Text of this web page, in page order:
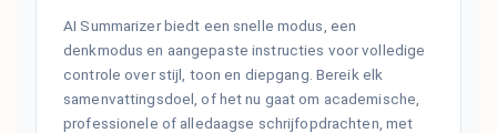
AI Summarizer biedt een snelle modus, een
denkmodus en aangepaste instructies voor volledige
controle over stijl, toon en diepgang. Bereik elk
samenvattingsdoel, of het nu gaat om academische,
professionele of alledaagse schrijfopdrachten, met